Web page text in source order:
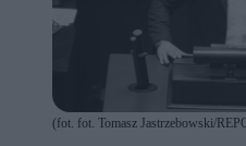
(fot. fot. Tomasz Jastrzebowski/